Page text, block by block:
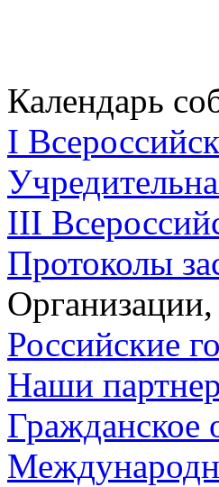
Календарь
I
III
Протоколы
Российские
Наши
Гражданское